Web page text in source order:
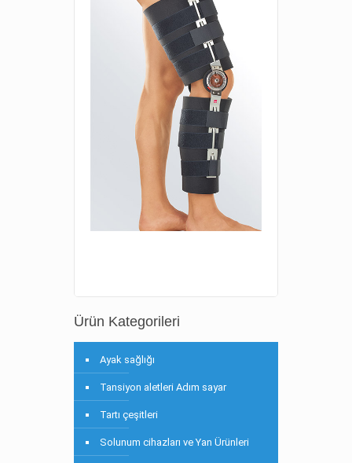
Ürün Kategorileri
Ayak sağlığı
Tansiyon aletleri Adım sayar
Tartı çeşitleri
Solunum cihazları ve Yan Ürünleri